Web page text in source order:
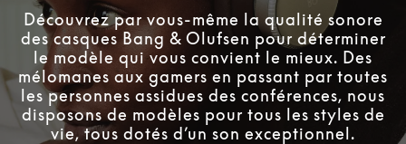
Découvrez par vous-même la qualité sonore
des casques Bang & Olufsen pour déterminer
le modèle qui vous convient le mieux. Des
mélomanes aux gamers en passant par toutes
les personnes assidues des conférences, nous
disposons de modèles pour tous les styles de
vie, tous dotés d’un son exceptionnel.